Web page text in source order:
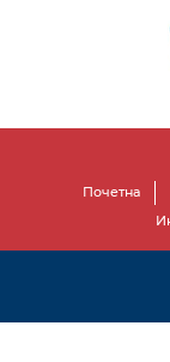
Почетна